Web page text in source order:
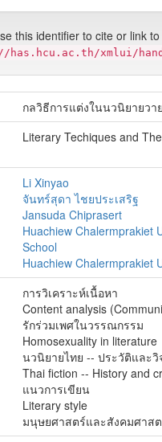
this identifier to cite or link
xmlui/
กลวิธีการแต่งในนวนิยายวา
Literary Techiques and
Li Xinyao
จันทร์สุดา ไชยประเสริฐ
Jansuda Chiprasert
Huachiew Chalermprakiet
School
Huachiew Chalermprakiet
การวิเคราะห์เนื้อหา
Content analysis
รักร่วมเพศในวรรณกรรม
Homosexuality in literature
นวนิยายไทย -- ประวัติและ
Thai fiction -- History and
แนวการเขียน
Literary style
มนุษยศาสตร์และสังคมศาส